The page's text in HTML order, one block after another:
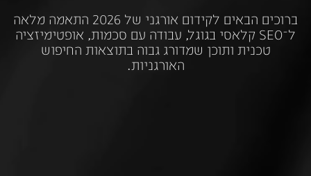
ברוכים הבאים לקידום אורגני של 2026 התאמה מלאה
ל־SEO
קלאסי בגוגל, עבודה עם סכמות, אופטימיזציה
טכנית ותוכן שמדורג גבוה בתוצאות החיפוש
האורגניות.